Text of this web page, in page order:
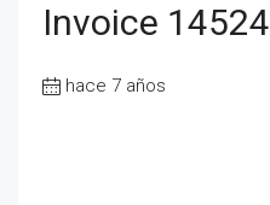
Invoice 14524
hace 7 años